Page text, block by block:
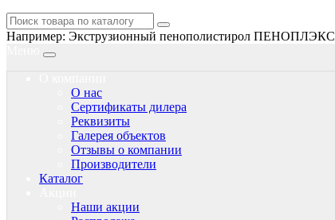
Например: Экструзионный пенополистирол ПЕНОПЛЭКС
О нас
Сертификаты дилера
Реквизиты
Галерея объектов
Отзывы о компании
Производители
Каталог
Наши акции